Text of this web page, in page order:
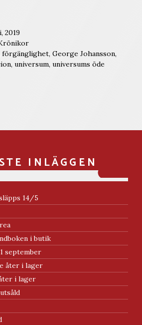
2019
förgänglighet, George Johansson,
, universum, universums öde
INLÄGGEN
14/5
i butik
september
åter i lager
i lager